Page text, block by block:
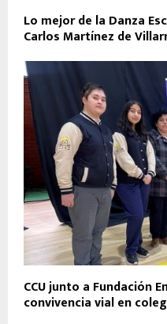
Lo mejor de la Danza
Carlos Martínez de
CCU junto a Fundación
convivencia vial en